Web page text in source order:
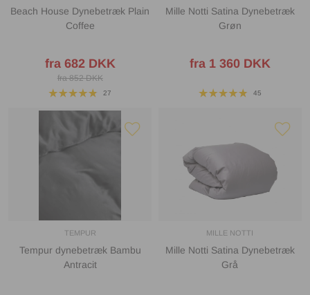
Beach House Dynebetræk Plain
Coffee
fra 682 DKK
fra 852 DKK
27
Mille Notti Satina Dynebetræk
Grøn
fra 1 360 DKK
45
TEMPUR
Tempur dynebetræk Bambu
Antracit
MILLE NOTTI
Mille Notti Satina Dynebetræk
Grå